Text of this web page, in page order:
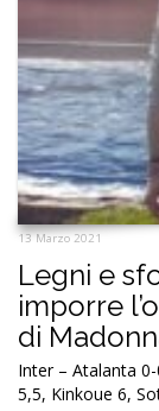
13 Marzo 2021
Legni e
imporre
di
Inter – Atalanta 0-
5,5, Kinkoue 6,